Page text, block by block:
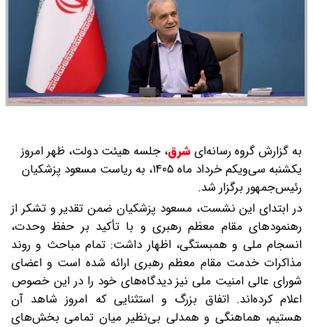
به گزارش گروه رسانه‌ایشرق، جلسه هیئت دولت، ظهر امروز
یکشنبه سی‌ویکم خرداد ماه ۱۴۰۵، به ریاست مسعود پزشکیان
رئیس‌جمهور برگزار شد.
در ابتدای این نشست، مسعود پزشکیان ضمن تقدیر و تشکر از
رهنمودهای مقام معظم رهبری و با تأکید بر حفظ وحدت،
انسجام ملی و همبستگی، اظهار داشت: تمام مباحث و روند
مذاکرات خدمت مقام معظم رهبری ارائه شده است و اعضای
شورای عالی امنیت ملی نیز دیدگاه‌های خود را در این خصوص
اعلام کرده‌اند. اتفاق بزرگ و استثنایی که امروز شاهد آن
هستیم، هماهنگی و همدلی بی‌نظیر میان تمامی بخش‌های